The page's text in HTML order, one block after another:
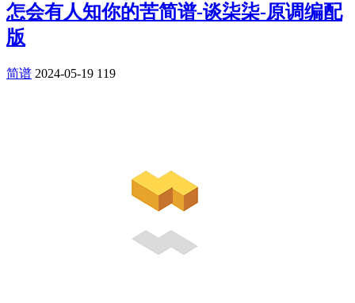
怎会有人知你的苦简谱-谈柒柒-原调编配
版
简谱 2024-05-19 119